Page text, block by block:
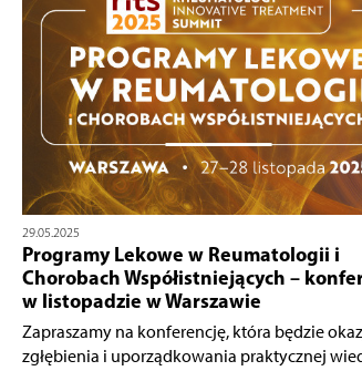
29.05.2025
Programy Lekowe w Reumatologii i
Chorobach Współistniejących –
w listopadzie w Warszawie
Zapraszamy na konferencję, która będzie
zgłębienia i uporządkowania praktycznej